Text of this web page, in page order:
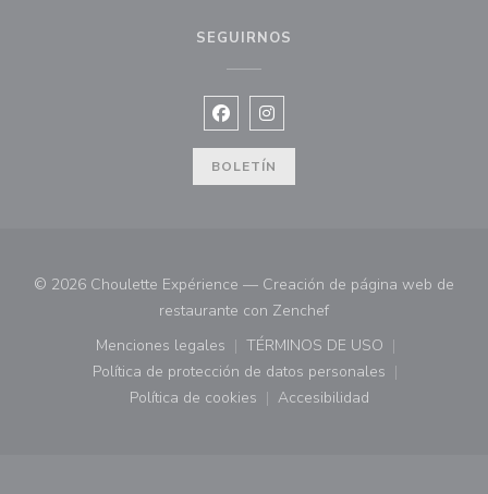
SEGUIRNOS
Facebook ((abre en una nueva
Instagram ((abre en una
BOLETÍN
© 2026 Choulette Expérience — Creación de página web de
restaurante con Zenchef((abre en una nueva
Menciones legales
((abre en una nueva ventana))
TÉRMINOS DE USO
((abre en una nueva
Política de protección de datos personales
((abre en una nueva ventana))
Política de cookies
((abre en una nueva ventana))
Accesibilidad
((abre en una nueva